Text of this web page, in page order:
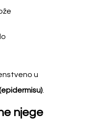
u
.
njege